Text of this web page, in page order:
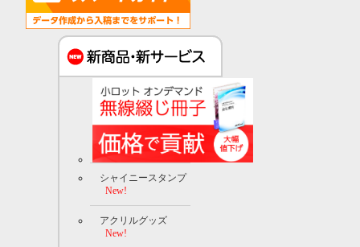
シャイニースタンプ
New!
アクリルグッズ
New!